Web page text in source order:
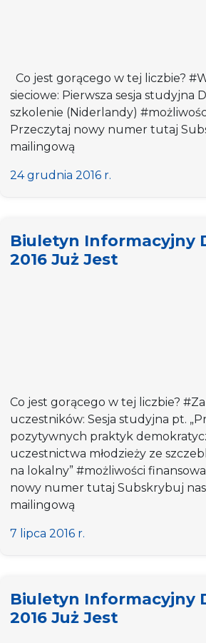
Co jest gorącego w tej liczbie?
sieciowe: Pierwsza sesja studyjna
szkolenie (Niderlandy)
Przeczytaj nowy numer tutaj
mailingową
24 grudnia 2016 r.
Biuletyn Informacyjny
2016 Już Jest
Co jest gorącego w tej liczbie?
uczestników: Sesja studyjna pt.
pozytywnych praktyk
uczestnictwa młodzieży ze
na lokalny” #możliwości
nowy numer tutaj Subskrybuj
mailingową
7 lipca 2016 r.
Biuletyn Informacyjny
2016 Już Jest